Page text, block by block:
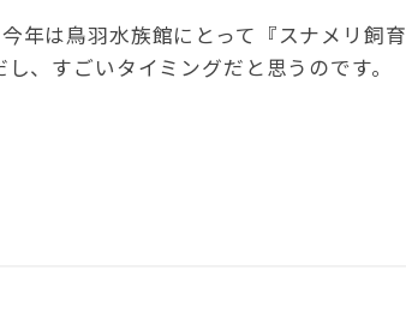
年は鳥羽水族館にとって『スナメリ飼育
、すごいタイミングだと思うのです。